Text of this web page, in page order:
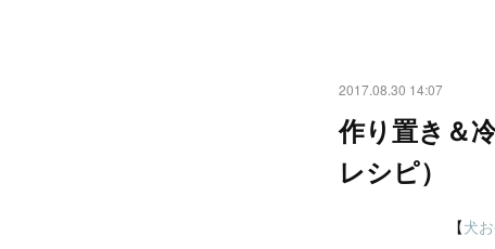
2017.08.30 14:07
作り置き＆
レシピ）
【犬